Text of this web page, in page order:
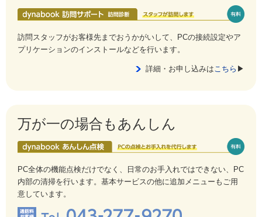
訪問スタッフがお客様先までおうかがいして、PCの接続設定やア
プリケーションのインストールなどを行います。
詳細・お申し込みは こちら ▶
万が一の場合もあんしん
PC全体の機能点検だけでなく、日常のお手入れではできない、PC
内部の清掃を行います。基本サービスの他に追加メニューもご用
意しています。